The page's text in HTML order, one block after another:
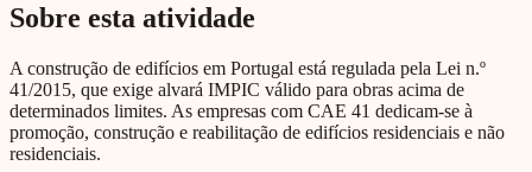
Sobre esta atividade
A construção de edifícios em Portugal está regulada pela Lei n.º
41/2015, que exige alvará IMPIC válido para obras acima de
determinados limites. As empresas com CAE 41 dedicam-se à
promoção, construção e reabilitação de edifícios residenciais e não
residenciais.